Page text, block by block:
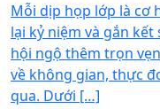
Mỗi dịp họp lớp là cơ
lại kỷ niệm và gắn
hội ngộ thêm trọn
về không gian, thực
qua. Dưới […]